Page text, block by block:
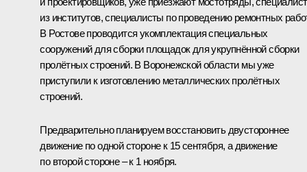
из институтов, специалисты по проведению ремонтных
В Ростове проводится укомплектация специальных
сооружений для сборки площадок для укрупнённой сборки
пролётных строений. В Воронежской области мы уже
приступили к изготовлению металлических пролётных
строений.
Предварительно планируем восстановить двустороннее
движение по одной стороне к 15 сентября, а движение
по второй стороне – к 1 ноября.